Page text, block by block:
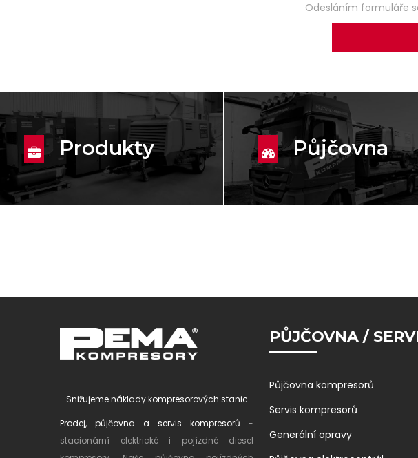
Odesláním formuláře
Produkty Půjčovna
Snižujeme náklady kompresorových stanic
Prodej, půjčovna a servis kompresorů -
stacionární elektrické i pojízdné diesel
PŮJČOVNA /
Půjčovna kompresorů
Servis kompresorů
Generální opravy